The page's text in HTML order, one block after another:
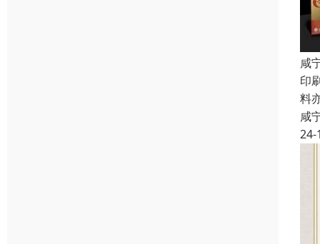
咸
印
料
咸
24-